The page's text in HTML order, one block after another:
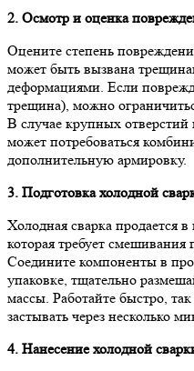
2. Осмотр и оценка
Оцените степень
может быть вызвана
деформациями. Если
трещина), можно
В случае крупных
может потребоваться
дополнительную армировку.
3. Подготовка холодной
Холодная сварка продается
которая требует смешивания
Соедините компоненты в
упаковке, тщательно
массы. Работайте быстро,
застывать через несколько
4. Нанесение холодной